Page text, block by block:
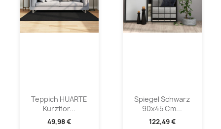
Teppich HUARTE
Kurzflor...
49,98 €
Spiegel Schwarz
90x45 Cm...
122,49 €